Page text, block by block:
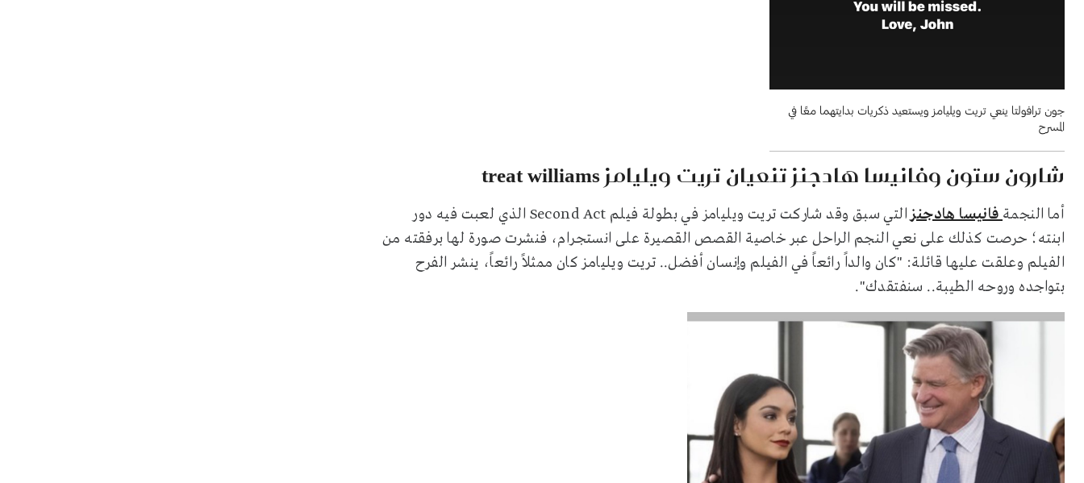
جون ترافولتا ينعي تريت ويليامز ويستعيد ذكريات بدايتهما معًا في
المسرح
شارون ستون وفانيسا هادجنز تنعيان تريت ويليامز treat williams
أما النجمةفانيسا هادجنز
التي سبق وقد شاركت تريت ويليامز في بطولة فيلم Second Act الذي لعبت فيه دور
ابنته؛ حرصت كذلك على نعي النجم الراحل عبر خاصية القصص القصيرة على انستجرام، فنشرت صورة لها برفقته من
الفيلم وعلقت عليها قائلة: "كان والداً رائعاً في الفيلم وإنسان أفضل.. تريت ويليامز كان ممثلاً رائعاً، ينشر الفرح
بتواجده وروحه الطيبة.. سنفتقدك".